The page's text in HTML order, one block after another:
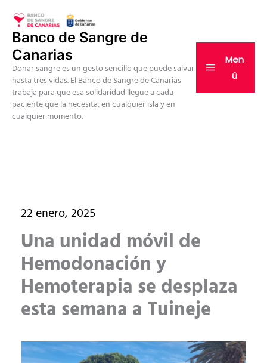
contenido
Banco de Sangre de
Canarias
Donar sangre es un gesto sencillo que puede salvar
hasta tres vidas. El Banco de Sangre de Canarias
trabaja para que esa solidaridad llegue a cada
paciente que la necesita, en cualquier isla y en
cualquier momento.
Men
ú
22 enero, 2025
Una unidad móvil de
Hemodonación y
Hemoterapia se desplaza
esta semana a Tuineje